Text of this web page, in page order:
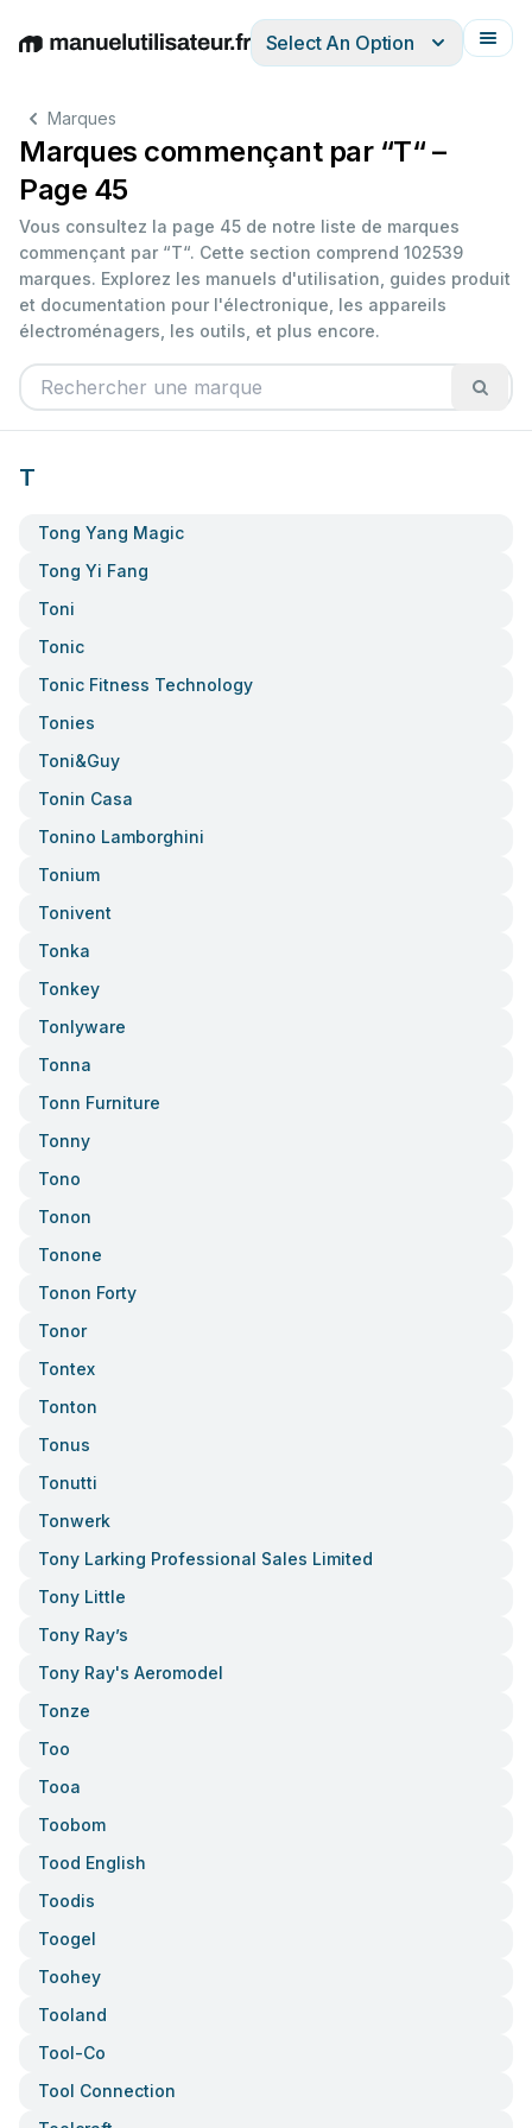
EnglishDeutschEspañolItalianoFrançais
Select An Option
Marques
Marques commençant par “T“ –
Page 45
Vous consultez la page 45 de notre liste de marques
commençant par “T“. Cette section comprend 102539
marques. Explorez les manuels d'utilisation, guides produit
et documentation pour l'électronique, les appareils
électroménagers, les outils, et plus encore.
T
Tong Yang Magic
Tong Yi Fang
Toni
Tonic
Tonic Fitness Technology
Tonies
Toni&guy
Tonin Casa
Tonino Lamborghini
Tonium
Tonivent
Tonka
Tonkey
Tonlyware
Tonna
Tonn Furniture
Tonny
Tono
Tonon
Tonone
Tonon Forty
Tonor
Tontex
Tonton
Tonus
Tonutti
Tonwerk
Tony Larking Professional Sales Limited
Tony Little
Tony Ray’s
Tony Ray's Aeromodel
Tonze
Too
Tooa
Toobom
Tood English
Toodis
Toogel
Toohey
Tooland
Tool-Co
Tool Connection